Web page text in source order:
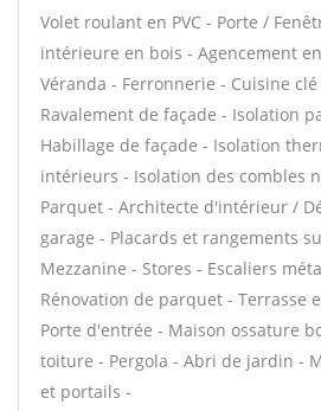
Volet roulant en PVC - Porte /
intérieure en bois - Agencement
Véranda - Ferronnerie - Cuisine
Ravalement de façade - Isolation
Habillage de façade - Isolation
intérieurs - Isolation des combles
Parquet - Architecte d'intérieur /
garage - Placards et rangements
Mezzanine - Stores - Escaliers
Rénovation de parquet - Terrasse
Porte d'entrée - Maison ossature
toiture - Pergola - Abri de jardin -
et portails -